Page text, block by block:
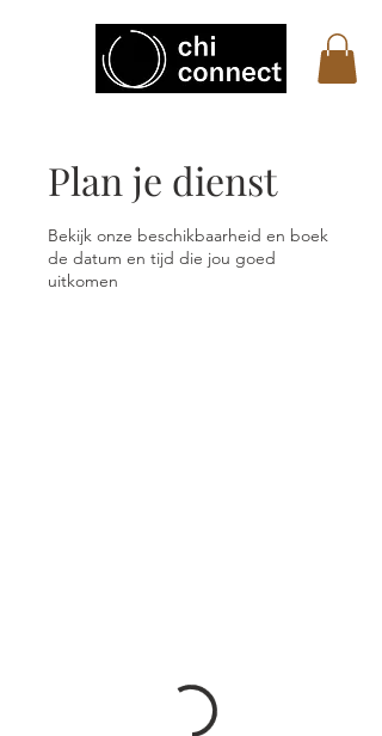
Plan je dienst
Bekijk onze beschikbaarheid en boek
de datum en tijd die jou goed
uitkomen